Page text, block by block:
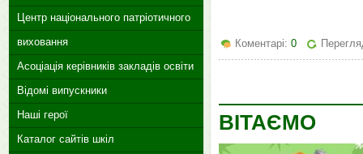
Коментарі: 0
ВІТАЄМО
Центр національного патріотичного
виховання
Асоціація керівників закладів освіти
Відомі випускники
Наші герої
Каталог сайтів шкіл